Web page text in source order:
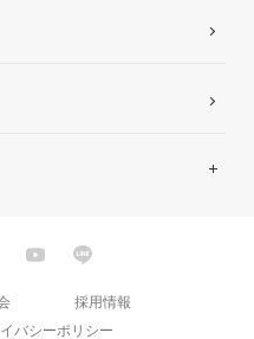
採用情報
バシーポリシー